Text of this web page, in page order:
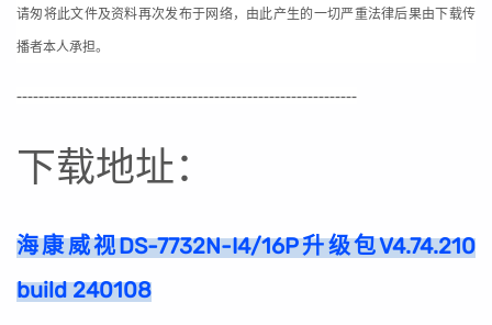
请匆将此文件及资料再次发布于网络，由此产生的一切严重法律后果由下载传
播者本人承担。
--------------------------------------------------------------
下载地址：
海康威视DS-7732N-I4/16P升级包V4.74.210
build 240108